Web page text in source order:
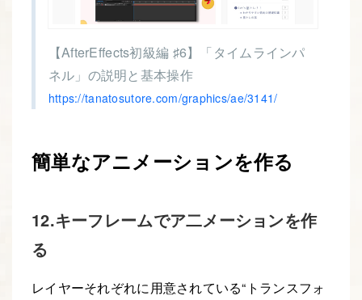
【AfterEffects初級編 ♯6】「タイムラインパ
ネル」の説明と基本操作
https://tanatosutore.com/graphics/ae/3141/
簡単なアニメーションを作る
12.キーフレームでア二メーションを作
る
レイヤーそれぞれに用意されている“トランスフォ